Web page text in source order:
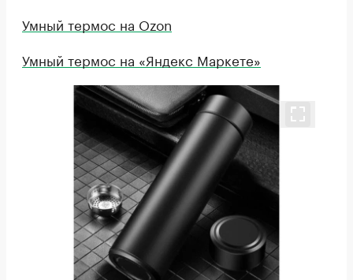
Умный термос на Ozon
Умный термос на «Яндекс Маркете»